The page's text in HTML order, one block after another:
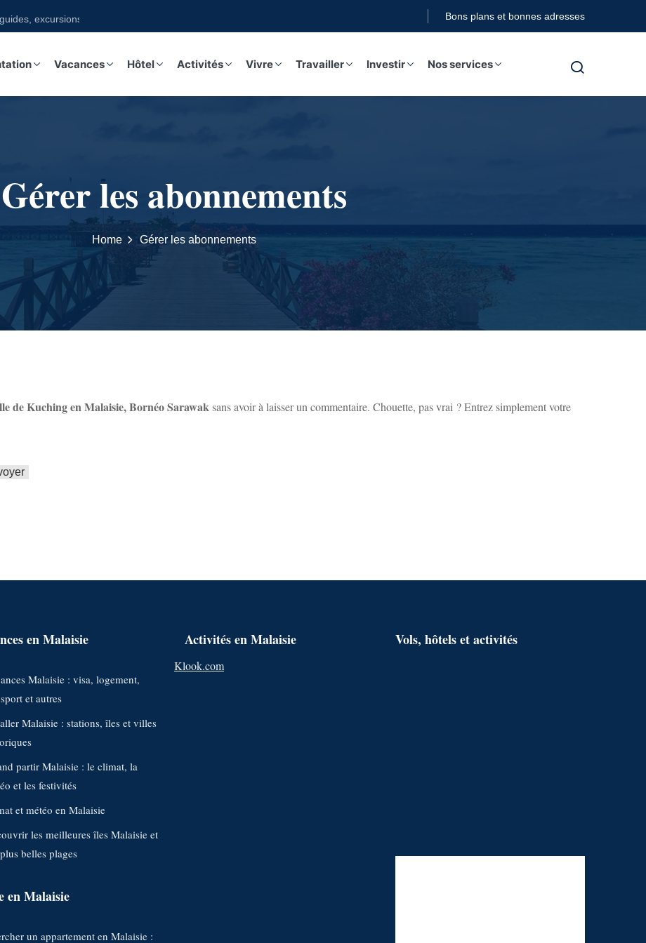
excursions sur notre boutique Bons plans et bonnes adresses
Vacances Hôtel Activités Vivre Travailler Investir Nos services
Gérer les abonnements
Home Gérer les abonnements
de Kuching en Malaisie, Bornéo Sarawaksans avoir à laisser un commentaire. Chouette, pas vrai ? Entrez simplement votre
en Malaisie
Malaisie : visa, logement,
et autres
Malaisie : stations, îles et villes
partir Malaisie : le climat, la
et les festivités
et météo en Malaisie
les meilleures îles Malaisie et
belles plages
en Malaisie
un appartement en Malaisie :
Activités en Malaisie
Klook.com
Vols, hôtels et activités